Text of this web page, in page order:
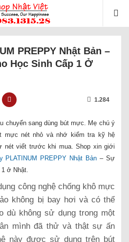
PREPPY Nhật Bản –
Học Sinh Cấp 1 Ở
1.284
chuyển sang dùng bút mực. Mẹ chú ý
mực nét nhỏ và nhớ kiểm tra kỹ hệ
nét viết trước khi mua. Shop xin giới
PLATINUM PREPPY Nhật Bản – Sự
ở Nhật.
công nghệ chống khô mực
không bị bay hơi và có thể
dù không sử dụng trong một
mình đã thử và thật sự ấn
này được sử dụng trên bút